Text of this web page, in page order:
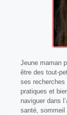
Jeune maman
être des tout-
ses recherches
pratiques et
naviguer dans
santé, sommeil